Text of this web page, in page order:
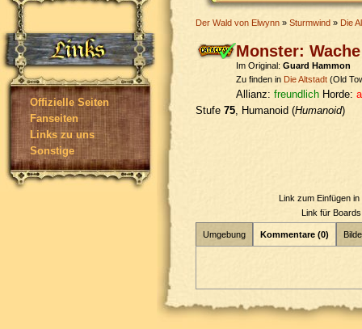
Offizielle Seiten
Fanseiten
Links zu uns
Sonstige
Der Wald von Elwynn » Sturmwind » Die
Monster:
Im Original: Guard Hammon
Zu finden in Die Altstadt (Old
Allianz: freundlich Horde:
Stufe 75 , Humanoid (Humanoid)
Link zum Einfügen
Link für
Umgebung Kommentare (0)